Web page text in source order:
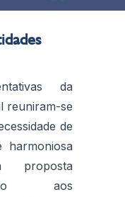
da
reuniram-se
de
harmoniosa
proposta
aos